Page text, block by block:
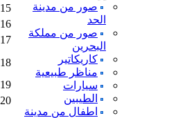
صور من مدينة
الحد
صور من مملكة
البحرين
كاريكاتير
مناظر طبيعية
سيارات
الطيبين
اطفال من مدينة
15
16
17
18
19
20